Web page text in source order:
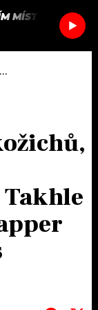
SEZNAM.CZ
MÍSTĚ